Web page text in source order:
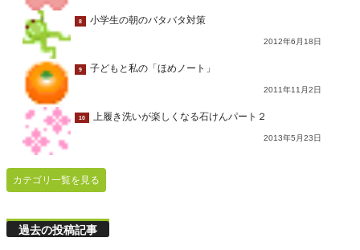
8 小学生の朝のバタバタ対策
2012年6月18日
9 子どもと私の「ほめノート」
2011年11月2日
10 上履き洗いが楽しくなる石けんパート２
2013年5月23日
カテゴリ一覧を見る
過去の投稿記事